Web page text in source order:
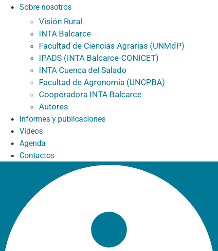
Sobre nosotros
Visión Rural
INTA Balcarce
Facultad de Ciencias Agrarias (UNMdP)
IPADS (INTA Balcarce-CONICET)
INTA Cuenca del Salado
Facultad de Agronomía (UNCPBA)
Cooperadora INTA Balcarce
Autores
Informes y publicaciones
Videos
Agenda
Contactos